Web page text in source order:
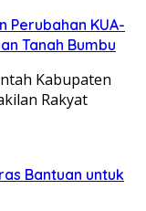
Perubahan KUA-
Tanah Bumbu
Kabupaten
Rakyat
Bantuan untuk